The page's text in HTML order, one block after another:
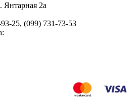
Янтарная 2а
25, (099) 731-73-53